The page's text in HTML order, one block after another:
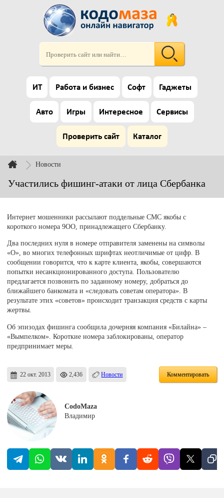
ИТ Работа и бизнес Софт Гаджеты
Авто Игры Интересное Сервисы
Проверить сайт Каталог
Новости
Участились фишинг-атаки от лица Сбербанка
Интернет мошенники рассылают поддельные СМС якобы с
короткого номера 9ОО, принадлежащего Сбербанку.
Два последних нуля в номере отправителя заменены на символы
«О», во многих телефонных шрифтах неотличимые от цифр. В
сообщении говорится, что к карте клиента, якобы, совершаются
попытки несанкционированного доступа. Пользователю
предлагается позвонить по заданному номеру, добраться до
ближайшего банкомата и «следовать советам оператора». В
результате этих «советов» происходит транзакция средств с карты
жертвы.
Об эпизодах фишинга сообщила дочерняя компания «Билайна» –
«Вымпелком». Короткие номера заблокированы, оператор
предпринимает меры.
22 окт. 2013 2,436 Новости Комментировать
CodoMaza
Владимир